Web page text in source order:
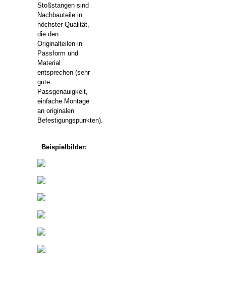
Stoßstangen sind
Nachbauteile in
höchster Qualität,
die den
Originalteilen in
Passform und
Material
entsprechen (sehr
gute
Passgenauigkeit,
einfache Montage
an originalen
Befestigungspunkten).
Beispielbilder: